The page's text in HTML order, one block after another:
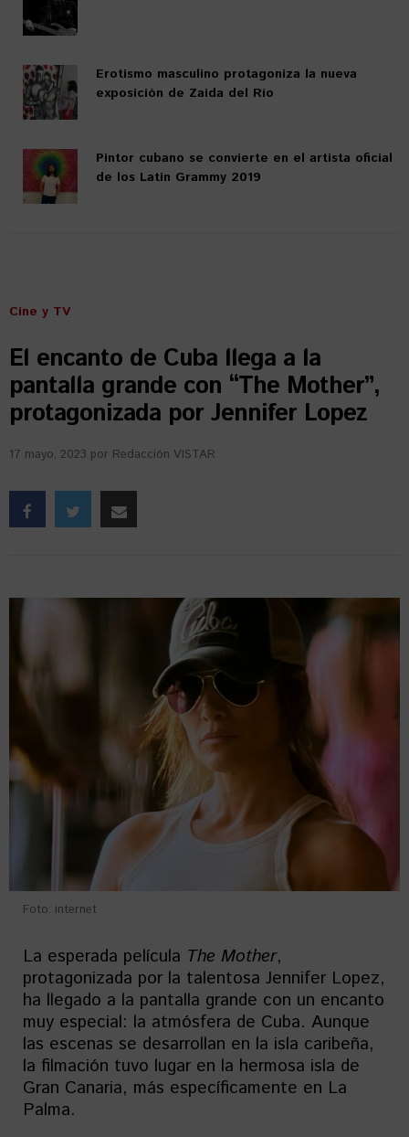
Erotismo masculino protagoniza la nueva
exposición de Zaida del Río
Pintor cubano se convierte en el artista oficial
de los Latin Grammy 2019
Cine y TV
El encanto de Cuba llega a la
pantalla grande con “The Mother”,
protagonizada por Jennifer Lopez
17 mayo, 2023 por Redacción VISTAR
Foto: internet
La esperada película The Mother,
protagonizada por la talentosa Jennifer Lopez,
ha llegado a la pantalla grande con un encanto
muy especial: la atmósfera de Cuba. Aunque
las escenas se desarrollan en la isla caribeña,
la filmación tuvo lugar en la hermosa isla de
Gran Canaria, más específicamente en La
Palma.